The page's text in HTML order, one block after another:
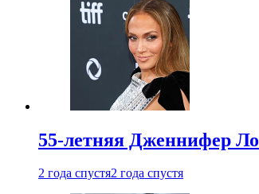
55-летняя Дженнифер
2 года спустя2 года спустя